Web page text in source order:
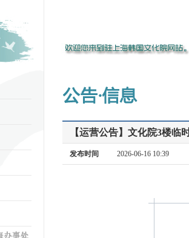
【运营公告】文化院3楼临
发布时间 2026-06-16 10:39